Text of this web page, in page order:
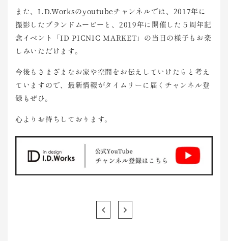
また、I.D.Worksのyoutube チャンネ ルでは、 2017年に
撮影 したブラ ンドムー ビーと、 2019 年に開催 した５周年記
念イ ベント「ID PICNIC MA RKET 」の当日の様子もお楽
しみいただけます。
今後 もさまざ まなお家 や空間を お伝えし ていけた らと考え
ていますので、最新情報がタイムリーに届くチャンネ ル登
録もぜひ。
心よりお待ちしております。